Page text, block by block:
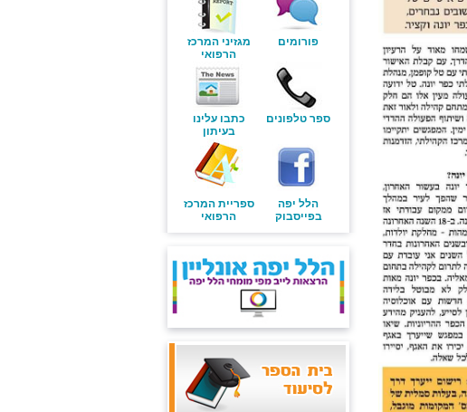
פורומים
מגזיני המרכז
הרפואי
ספר טלפונים
כתבו עלינו
בעיתון
הלל יפה
בפייסבוק
ספריית המרכז
הרפואי